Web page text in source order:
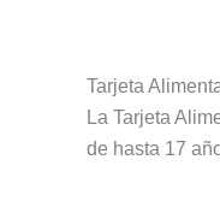
Tarjeta
La Tarjeta
de hasta 17